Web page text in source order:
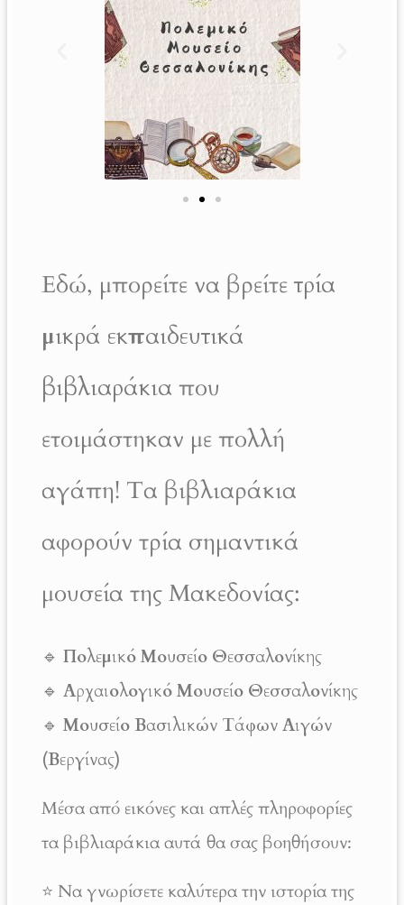
Εδώ, μπορείτε να βρείτε τρία
μικρά εκπαιδευτικά
βιβλιαράκια που
ετοιμάστηκαν με πολλή
αγάπη! Τα βιβλιαράκια
αφορούν τρία σημαντικά
μουσεία της Μακεδονίας:
🔹 Πολεμικό Μουσείο Θεσσαλονίκης
🔹 Αρχαιολογικό Μουσείο Θεσσαλονίκης
🔹 Μουσείο Βασιλικών Τάφων Αιγών
(Βεργίνας)
Μέσα από εικόνες και απλές πληροφορίες
τα βιβλιαράκια αυτά θα σας βοηθήσουν:
⭐ Να γνωρίσετε καλύτερα την ιστορία της